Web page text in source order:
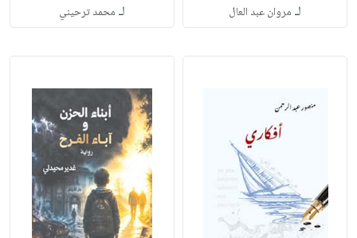
لـ مروان عبد العال لـ محمد ترحيني